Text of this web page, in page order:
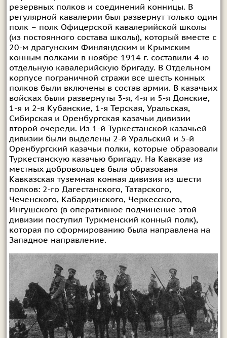
резервных полков и соединений конницы. В
регулярной кавалерии был развернут только один
полк – полк Офицерской кавалерийской школы
(из постоянного состава школы), который вместе с
20-м драгунским Финляндским и Крымским
конным полками в ноябре 1914 г. составили 4-ю
отдельную кавалерийскую бригаду. В Отдельном
корпусе пограничной стражи все шесть конных
полков были включены в состав армии. В казачьих
войсках были развернуты 3-я, 4-я и 5-я Донские,
1-я и 2-я Кубанские, 1-я Терская, Уральская,
Сибирская и Оренбургская казачьи дивизии
второй очереди. Из 1-й Туркестанской казачьей
дивизии были выделены 2-й Уральский и 5-й
Оренбургский казачьи полки, которые образовали
Туркестанскую казачью бригаду. На Кавказе из
местных добровольцев была образована
Кавказская туземная конная дивизия из шести
полков: 2-го Дагестанского, Татарского,
Чеченского, Кабардинского, Черкесского,
Ингушского (в оперативное подчинение этой
дивизии поступил Туркменский конный полк),
которая по сформированию была направлена на
Западное направление.